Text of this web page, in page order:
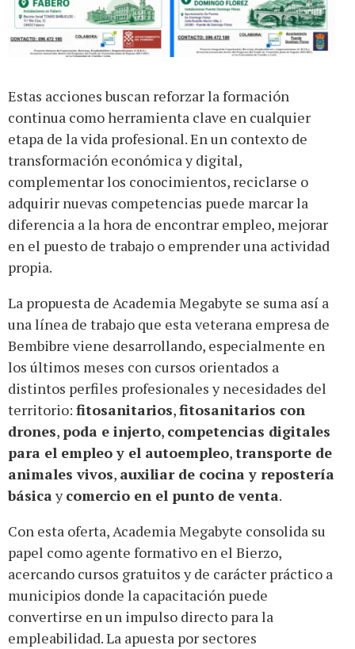
Estas acciones buscan reforzar la formación
continua como herramienta clave en cualquier
etapa de la vida profesional. En un contexto de
transformación económica y digital,
complementar los conocimientos, reciclarse o
adquirir nuevas competencias puede marcar la
diferencia a la hora de encontrar empleo, mejorar
en el puesto de trabajo o emprender una actividad
propia.
La propuesta de Academia Megabyte se suma así a
una línea de trabajo que esta veterana empresa de
Bembibre viene desarrollando, especialmente en
los últimos meses con cursos orientados a
distintos perfiles profesionales y necesidades del
territorio: fitosanitarios,fitosanitarios con
drones, poda e injerto, competencias digitales
para el empleo y el autoempleo,transporte de
animales vivos, auxiliar de cocina y repostería
básica ycomercio en el punto de venta.
Con esta oferta, Academia Megabyte consolida su
papel como agente formativo en el Bierzo,
acercando cursos gratuitos y de carácter práctico a
municipios donde la capacitación puede
convertirse en un impulso directo para la
empleabilidad. La apuesta por sectores